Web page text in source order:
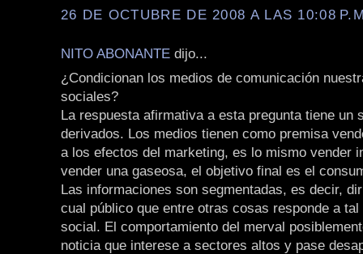
26 DE OCTUBRE DE 2008 A LAS 10:08
NITO ABONANTE dijo...
¿Condicionan los medios de comunicación
sociales?
La respuesta afirmativa a esta pregunta tiene un
derivados. Los medios tienen como premisa
a los efectos del marketing, es lo mismo vender
vender una gaseosa, el objetivo final es el
Las informaciones son segmentadas, es decir,
cual público que entre otras cosas responde a
social. El comportamiento del merval
noticia que interese a sectores altos y pase